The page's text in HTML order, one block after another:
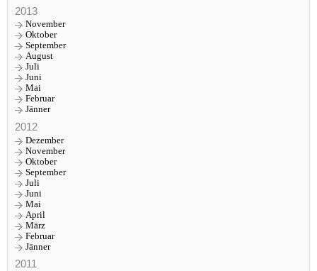
2013
November
Oktober
September
August
Juli
Juni
Mai
Februar
Jänner
2012
Dezember
November
Oktober
September
Juli
Juni
Mai
April
März
Februar
Jänner
2011